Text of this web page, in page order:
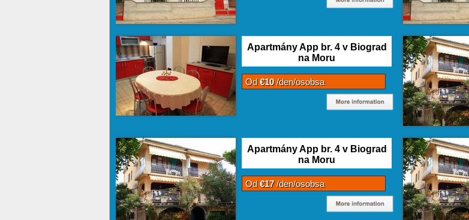
Apartmány App br. 4 v Biograd
na Moru
Od€10/den/osobsa
Apartmány App br. 4 v Biograd
na Moru
Od€17/den/osobsa